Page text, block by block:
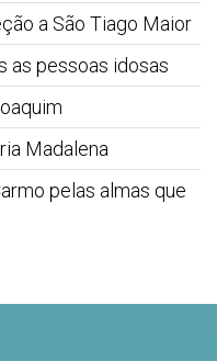
a São Tiago Maior
as pessoas idosas
Madalena
pelas almas que